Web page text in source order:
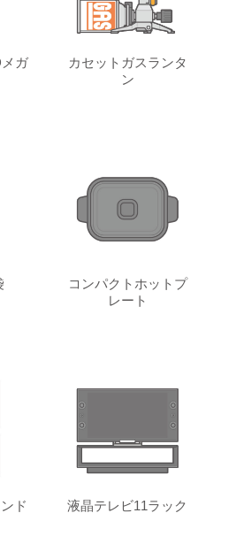
ガ
カセットガスランタ
ン
コンパクトホットプ
レート
ド 液晶テレビ11ラック